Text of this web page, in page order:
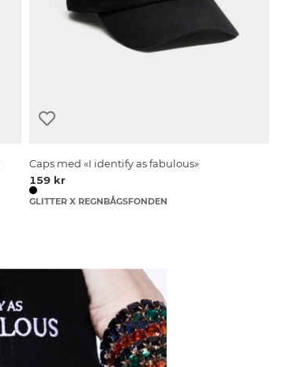
Caps med «I identify as fabulous»
159 kr
GLITTER X REGNBÅGSFONDEN